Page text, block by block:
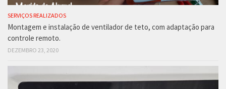
SERVIÇOS REALIZADOS
Montagem e instalação de ventilador de teto, com adaptação para
controle remoto.
DEZEMBRO 23, 2020